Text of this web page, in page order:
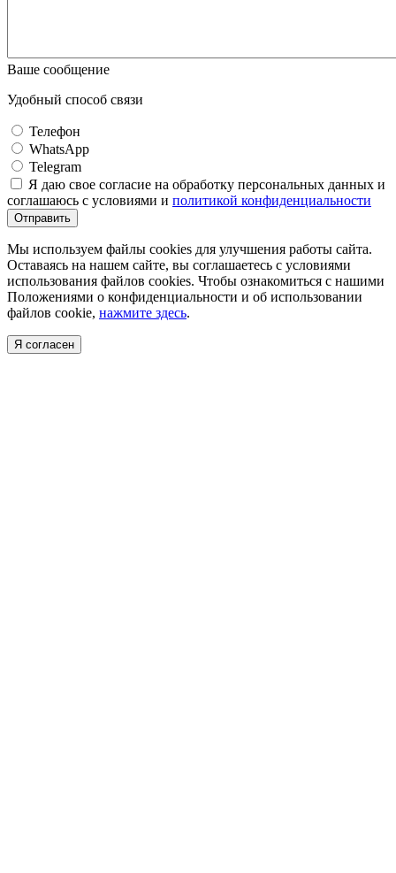
Ваше сообщение
Удобный способ связи
Телефон
WhatsApp
Telegram
Я даю свое согласие на обработку персональных данных и
соглашаюсь с условиями и политикой конфиденциальности
Отправить
Мы используем файлы cookies для улучшения работы сайта.
Оставаясь на нашем сайте, вы соглашаетесь с условиями
использования файлов cookies. Чтобы ознакомиться с нашими
Положениями о конфиденциальности и об использовании
файлов cookie, нажмите здесь.
Я согласен